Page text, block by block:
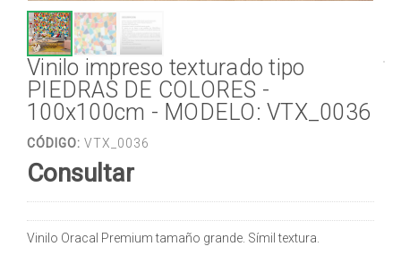
Vinilo impreso texturado tipo
PIEDRAS DE COLORES -
100x100cm - MODELO: VTX_0036
CÓDIGO: VTX_0036
Consultar
Vinilo Oracal Premium tamaño grande. Símil textura.